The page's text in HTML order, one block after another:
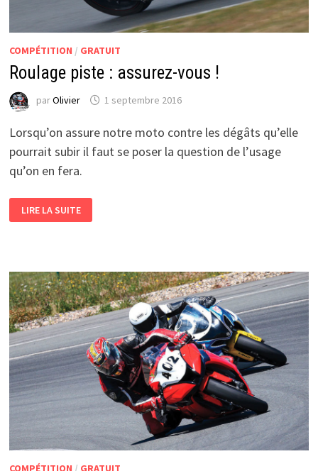
COMPÉTITION / GRATUIT
Roulage piste : assurez-vous !
parOlivier 1 septembre 2016
Lorsqu’on assure notre moto contre les dégâts qu’elle
pourrait subir il faut se poser la question de l’usage
qu’on en fera.
PISTE
:
LIRE LA SUITE
COMPÉTITION / GRATUIT